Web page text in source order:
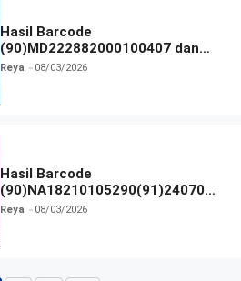
Hasil Barcode
(90)MD222882000100407 dan
Izin BPOM
Reya 08/03/2026
Hasil Barcode
(90)NA18210105290(91)240703
dan Izin BPOM
Reya 08/03/2026